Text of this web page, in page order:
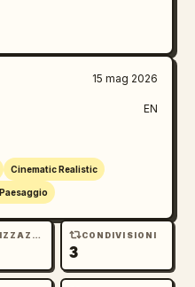
15 mag 2026
EN
Cinematic Realistic
VISUALIZZAZIONI CONDIVISIONI
3